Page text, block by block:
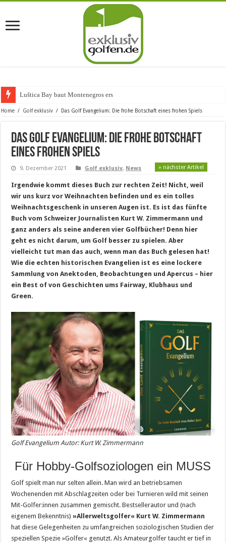
Luštica Bay baut Montenegros erste Golf-Co
Home / Golf exklusiv / Das Golf Evangelium: Die frohe Botschaft eines frohen Spiels
Das Golf Evangelium: Die frohe Botschaft
eines frohen Spiels
9. Dezember 2021 Golf exklusiv, News » nächster Artikel
Irgendwie kommt dieses Buch zur rechten Zeit! Nicht, weil
wir uns kurz vor Weihnachten befinden und es ein tolles
Weihnachtsgeschenk in unseren Augen ist. Es ist das fünfte
Buch vom Schweizer Journalisten Kurt W. Zimmermann und
ganz anders als seine anderen vier Golfbücher! Denn hier
geht es nicht darum, um Golf besser zu spielen. Aber
vielleicht tut man das auch, wenn man das Buch gelesen hat!
Wie die echten historischen Evangelien ist es eine lockere
Sammlung von Anektoden, Beobachtungen und Apercus – hier
ein Best of von Geschichten ums Fairway, Klubhaus und
Green.
Golf Evangelium Autor: Kurt W. Zimmermann
Für Hobby-Golfsoziologen ein MUSS
Golf spielt man nur selten allein. Man wird an betriebsamen
Wochenenden mit Abschlagzeiten oder bei Turnieren wild mit seinen
Mit-Golfer:innen zusammen gemischt. Bestsellerautor und (nach
eigenem Bekenntnis)»Allerweltsgolfer« Kurt W. Zimmermann
hat diese Gelegenheiten zu umfangreichen soziologischen Studien der
speziellen Spezie »Golfer« genutzt. Als Amateurgolfer taucht er tief in